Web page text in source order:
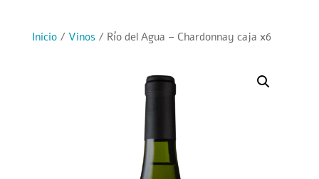
Inicio/ Vinos/ Río del Agua – Chardonnay caja x6